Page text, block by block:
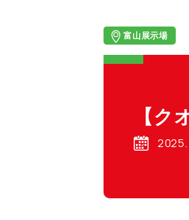
富山展示場
【ク